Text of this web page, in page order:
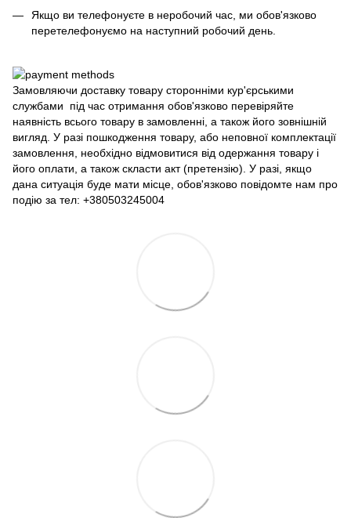
Якщо ви телефонуєте в неробочий час, ми обов'язково
перетелефонуємо на наступний робочий день.
Замовляючи доставку товару сторонніми кур'єрськими
службами під час отримання обов'язково перевіряйте
наявність всього товару в замовленні, а також його зовнішній
вигляд. У разі пошкодження товару, або неповної комплектації
замовлення, необхідно відмовитися від одержання товару і
його оплати, а також скласти акт (претензію). У разі, якщо
дана ситуація буде мати місце, обов'язково повідомте нам про
подію за тел: +380503245004